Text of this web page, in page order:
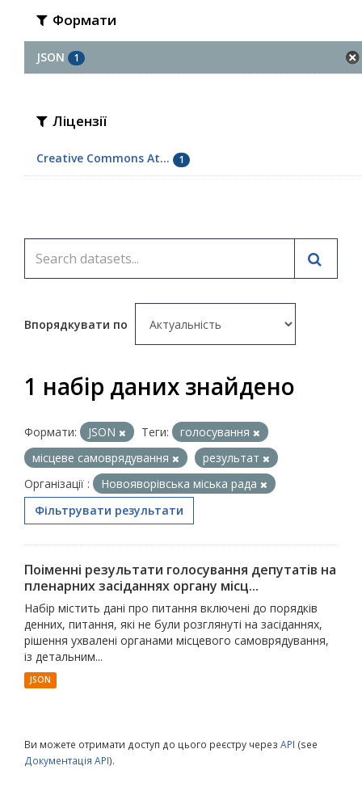
Формати
JSON 1
Ліцензії
Creative Commons At... 1
Впорядкувати по
1 набір даних знайдено
Формати: JSON Теги:
голосування
місцеве самоврядування
результат
Організації :
Новояворівська міська рада
Фільтрувати результати
Поіменні результати голосування депутатів на
пленарних засіданнях органу місц...
Набір містить дані про питання включені до порядків
денних, питання, які не були розглянуті на засіданнях,
рішення ухвалені органами місцевого самоврядування,
із детальним...
JSON
Ви можете отримати доступ до цього реєстру через API (see
Документація API).